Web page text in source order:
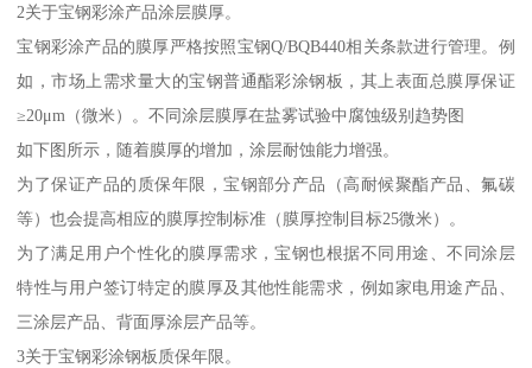
2关于宝钢彩涂产品涂层膜厚。
宝钢彩涂产品的膜厚严格按照宝钢Q/BQB440相关条款进行管理。例
如，市场上需求量大的宝钢普通酯彩涂钢板，其上表面总膜厚保证
≥20μm（微米）。不同涂层膜厚在盐雾试验中腐蚀级别趋势图
如下图所示，随着膜厚的增加，涂层耐蚀能力增强。
为了保证产品的质保年限，宝钢部分产品（高耐候聚酯产品、氟碳
等）也会提高相应的膜厚控制标准（膜厚控制目标25微米）。
为了满足用户个性化的膜厚需求，宝钢也根据不同用途、不同涂层
特性与用户签订特定的膜厚及其他性能需求，例如家电用途产品、
三涂层产品、背面厚涂层产品等。
3关于宝钢彩涂钢板质保年限。